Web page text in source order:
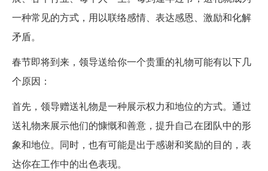
一种常见的方式，用以联络感情、表达感恩、激励和化解
矛盾。
春节即将到来，领导送给你一个贵重的礼物可能有以下几
个原因：
首先，领导赠送礼物是一种展示权力和地位的方式。通过
送礼物来展示他们的慷慨和善意，提升自己在团队中的形
象和地位。同时，也有可能是出于感谢和奖励的目的，表
达你在工作中的出色表现。